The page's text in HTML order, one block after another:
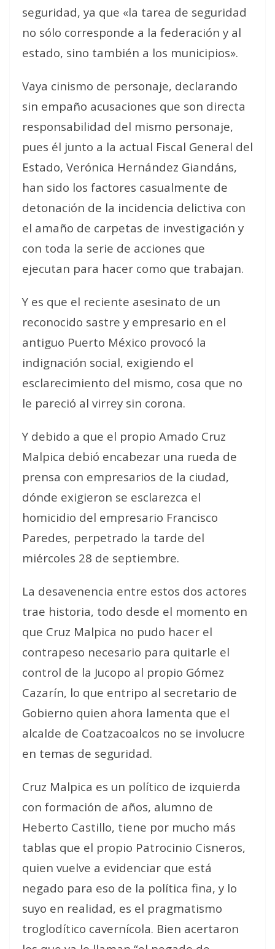
seguridad, ya que «la tarea de seguridad
no sólo corresponde a la federación y al
estado, sino también a los municipios».
Vaya cinismo de personaje, declarando
sin empaño acusaciones que son directa
responsabilidad del mismo personaje,
pues él junto a la actual Fiscal General del
Estado, Verónica Hernández Giandáns,
han sido los factores casualmente de
detonación de la incidencia delictiva con
el amaño de carpetas de investigación y
con toda la serie de acciones que
ejecutan para hacer como que trabajan.
Y es que el reciente asesinato de un
reconocido sastre y empresario en el
antiguo Puerto México provocó la
indignación social, exigiendo el
esclarecimiento del mismo, cosa que no
le pareció al virrey sin corona.
Y debido a que el propio Amado Cruz
Malpica debió encabezar una rueda de
prensa con empresarios de la ciudad,
dónde exigieron se esclarezca el
homicidio del empresario Francisco
Paredes, perpetrado la tarde del
miércoles 28 de septiembre.
La desavenencia entre estos dos actores
trae historia, todo desde el momento en
que Cruz Malpica no pudo hacer el
contrapeso necesario para quitarle el
control de la Jucopo al propio Gómez
Cazarín, lo que entripo al secretario de
Gobierno quien ahora lamenta que el
alcalde de Coatzacoalcos no se involucre
en temas de seguridad.
Cruz Malpica es un político de izquierda
con formación de años, alumno de
Heberto Castillo, tiene por mucho más
tablas que el propio Patrocinio Cisneros,
quien vuelve a evidenciar que está
negado para eso de la política fina, y lo
suyo en realidad, es el pragmatismo
troglodítico cavernícola. Bien acertaron